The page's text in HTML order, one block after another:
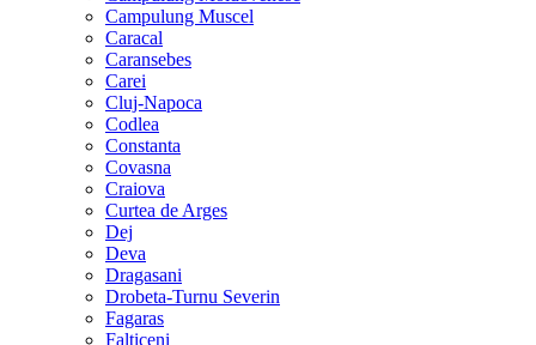
Campulung Muscel
Caracal
Caransebes
Carei
Cluj-Napoca
Codlea
Constanta
Covasna
Craiova
Curtea de Arges
Dej
Deva
Dragasani
Drobeta-Turnu Severin
Fagaras
Falticeni